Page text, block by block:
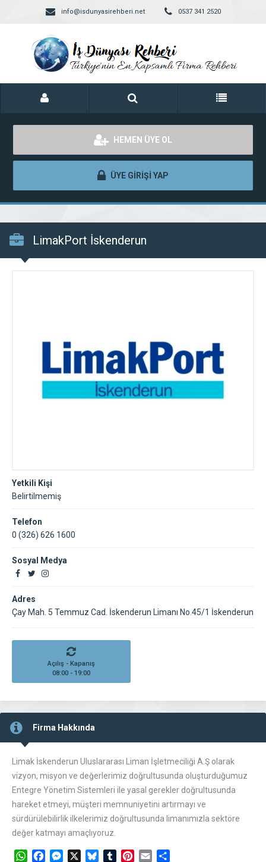
info@isdunyasirehberi.net 0537 341 2520
HEMEN ÜYE OL
ÜYE GİRİŞİ YAP
LimakPort İskenderun
Yetkili Kişi
Belirtilmemiş
Telefon
0 (326) 626 1600
Sosyal Medya
Adres
Çay Mah. 5 Temmuz Cad. İskenderun Limanı No.45/1 İskenderun
Açılış - Kapanış
08:00 - 19:00
Firma Hakkında
Limak İskenderun Uluslararası Liman İşletmeciliği A.Ş olarak
vizyon, misyon ve değerlerimiz doğrultusunda oluşturduğumuz
Entegre Yönetim Sistemleri ile yasal gerekler doğrultusunda
hareket etmeyi, müşteri memnuniyetini artırmayı ve
sürdürülebilirlik ilkelerimiz doğrultusunda limanımızla sektöre
değer katmayı amaçlıyoruz.
WhatsAppFacebookMessengerBlueskyTumblrPinterest
Email